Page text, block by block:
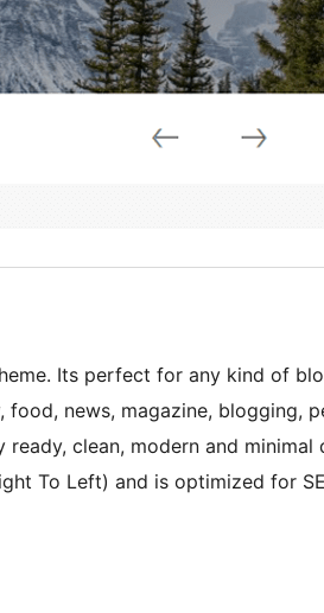
Its perfect for any kind of
news, magazine, blogging,
clean, modern and minimal
To Left) and is optimized for